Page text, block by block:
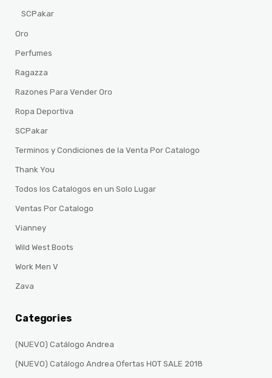
SCPakar
Oro
Perfumes
Ragazza
Razones Para Vender Oro
Ropa Deportiva
SCPakar
Terminos y Condiciones de la Venta Por Catalogo
Thank You
Todos los Catalogos en un Solo Lugar
Ventas Por Catalogo
Vianney
Wild West Boots
Work Men V
Zava
Categories
(NUEVO) Catálogo Andrea
(NUEVO) Catálogo Andrea Ofertas HOT SALE 2018